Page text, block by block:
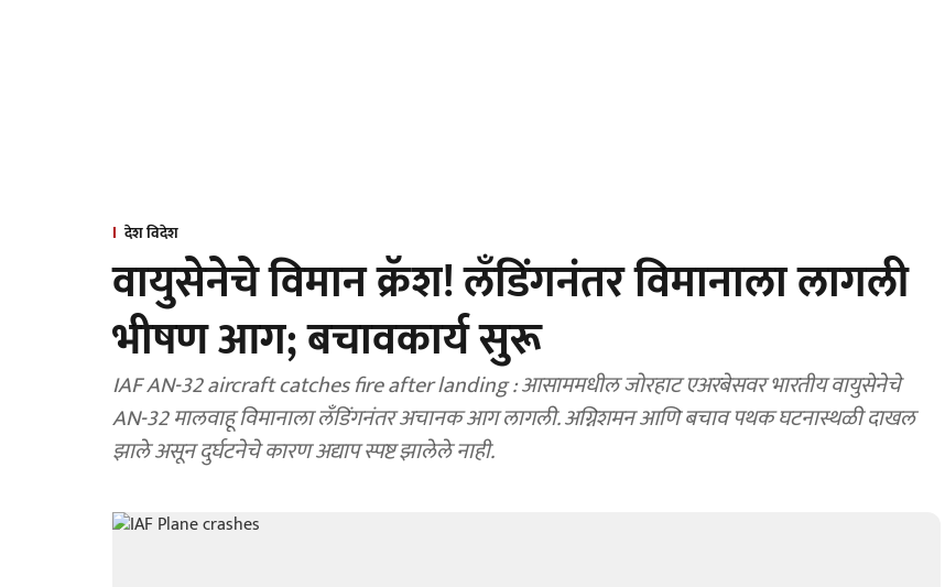
देश विदेश
वायुसेनेचे विमान क्रॅश! लँडिंगनंतर विमानाला लागली
भीषण आग; बचावकार्य सुरू
IAF AN-32 aircraft catches fire after landing : आसाममधील जोरहाट एअरबेसवर भारतीय वायुसेनेचे
AN-32 मालवाहू विमानाला लँडिंगनंतर अचानक आग लागली. अग्निशमन आणि बचाव पथक घटनास्थळी दाखल
झाले असून दुर्घटनेचे कारण अद्याप स्पष्ट झालेले नाही.